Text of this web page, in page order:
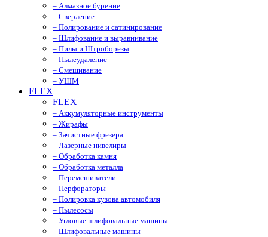
– Алмазное бурение
– Сверление
– Полирование и сатинирование
– Шлифование и выравнивание
– Пилы и Штроборезы
– Пылеудаление
– Смешивание
– УШМ
FLEX
FLEX
– Аккумуляторные инструменты
– Жирафы
– Зачистные фрезера
– Лазерные нивелиры
– Обработка камня
– Обработка металла
– Перемешиватели
– Перфораторы
– Полировка кузова автомобиля
– Пылесосы
– Угловые шлифовальные машины
– Шлифовальные машины